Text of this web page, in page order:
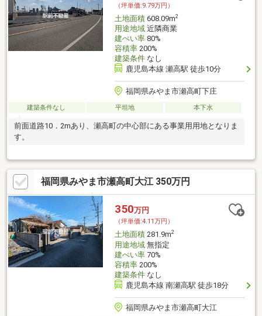
（坪単価:9.79万円）
土地面積608.09m2
用途地域近隣商業
建ぺい率80%
容積率200%
建築条件なし
鹿児島本線 瀬高駅 徒歩10分
福岡県みやま市瀬高町下庄
建築条件なし 平坦地 本下水
前面道路10．2mあり、瀬高町の中心部にある事業用用地となりま
す。
福岡県みやま市瀬高町大江 350万円
350万円
（坪単価:4.11万円）
土地面積281.9m2
用途地域無指定
建ぺい率70%
容積率200%
建築条件なし
鹿児島本線 南瀬高駅 徒歩18分
福岡県みやま市瀬高町大江